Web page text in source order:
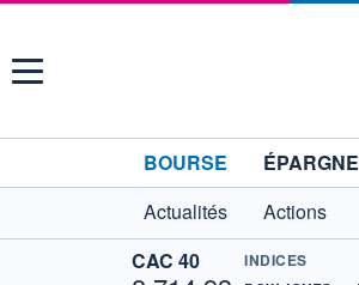
Menu
BOURSE ÉPARGNE
Actualités
Actions
CAC 40
INDICES